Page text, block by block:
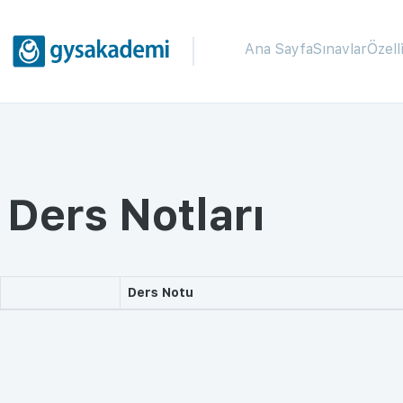
Ana SayfaSınavlar
Ders Notları
Ders Notu